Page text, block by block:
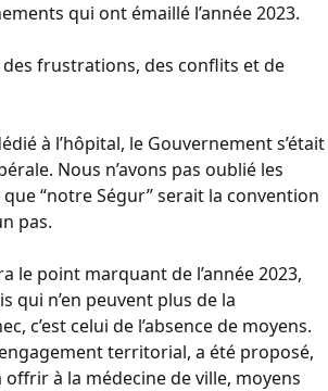
qui ont émaillé l’année 2023.
des frustrations, des conflits et de
à l’hôpital, le Gouvernement s’était
Nous n’avons pas oublié les
“notre Ségur” serait la convention
pas.
le point marquant de l’année 2023,
qui n’en peuvent plus de la
c’est celui de l’absence de moyens.
territorial, a été proposé,
offrir à la médecine de ville, moyens